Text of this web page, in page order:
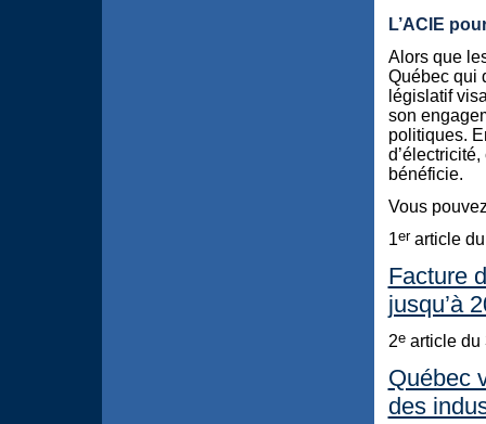
L’ACIE
Alors que
Québec qui
législatif
son
politiques.
bénéficie.
Vous
1erarticle du
Facture
jusqu’à
2earticle du
Québec
des